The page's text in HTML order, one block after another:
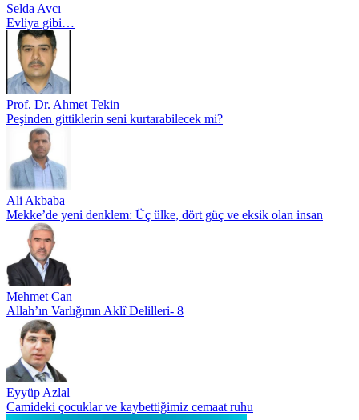
Selda Avcı
Evliya gibi…
Prof. Dr. Ahmet Tekin
Peşinden gittiklerin seni kurtarabilecek mi?
Ali Akbaba
Mekke’de yeni denklem: Üç ülke, dört güç ve eksik olan insan
Mehmet Can
Allah’ın Varlığının Aklî Delilleri- 8
Eyyüp Azlal
Camideki çocuklar ve kaybettiğimiz cemaat ruhu